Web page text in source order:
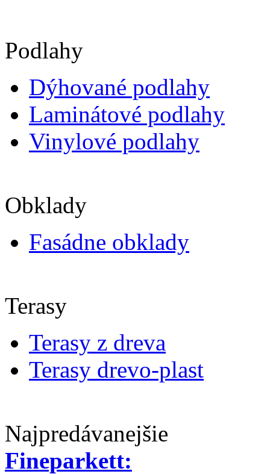
Podlahy
Dýhované podlahy
Laminátové podlahy
Vinylové podlahy
Obklady
Fasádne obklady
Terasy
Terasy z dreva
Terasy drevo-plast
Najpredávanejšie
Fineparkett: